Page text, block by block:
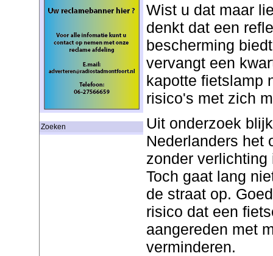
Zoeken
Wist u dat maar
denkt dat een
bescherming
vervangt een
kapotte fietslamp
risico's met zich
Uit onderzoek
Nederlanders het
zonder
Toch gaat lang
de straat op.
risico dat een
aangereden met
verminderen.